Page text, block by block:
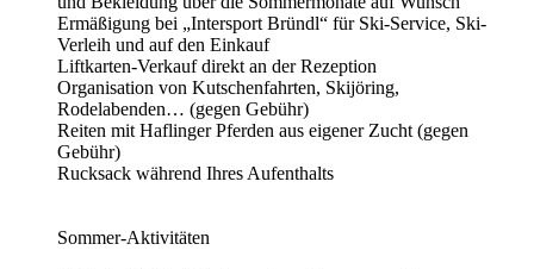
Ermäßigung bei „Intersport Bründl“ für Ski-Service, Ski-
Verleih und auf den Einkauf
Liftkarten-Verkauf direkt an der Rezeption
Organisation von Kutschenfahrten, Skijöring,
Rodelabenden… (gegen Gebühr)
Reiten mit Haflinger Pferden aus eigener Zucht (gegen
Gebühr)
Rucksack während Ihres Aufenthalts
Sommer-Aktivitäten